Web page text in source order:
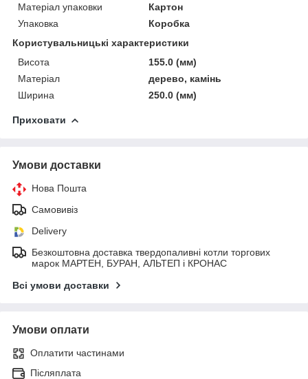
Матеріал упаковки
Картон
Упаковка
Коробка
Користувальницькі характеристики
Висота
155.0 (мм)
Матеріал
дерево, камінь
Ширина
250.0 (мм)
Приховати
Умови доставки
Нова Пошта
Самовивіз
Delivery
Безкоштовна доставка твердопаливні котли торгових
марок МАРТЕН, БУРАН, АЛЬТЕП і КРОНАС
Всі умови доставки
Умови оплати
Оплатити частинами
Післяплата